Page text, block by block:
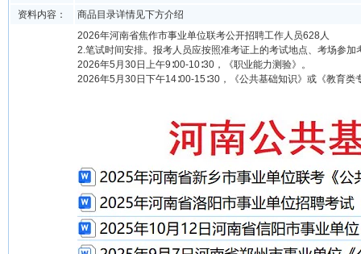
资料内容：
商品目录详情见下方介绍
2026年河南省焦作市事业单位联考公开招聘工作人员628人
2.笔试时间安排。报考人员应按照准考证上的考试地点、考场参
2026年5月30日上午9∶00-10∶30，《职业能力测验》。
2026年5月30日下午14∶00-15∶30，《公共基础知识》或《教育类